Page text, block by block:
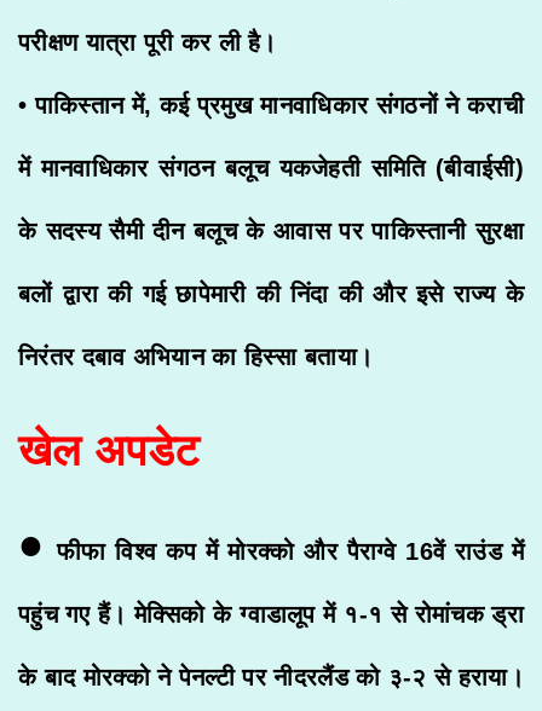
परीक्षण यात्रा पूरी कर ली है।
• पाकिस्तान में, कई प्रमुख मानवाधिकार संगठनों ने कराची
में मानवाधिकार संगठन बलूच यकजेहती समिति (बीवाईसी)
के सदस्य सैमी दीन बलूच के आवास पर पाकिस्तानी सुरक्षा
बलों द्वारा की गई छापेमारी की निंदा की और इसे राज्य के
निरंतर दबाव अभियान का हिस्सा बताया।
खेल अपडेट
•फीफा विश्व कप में मोरक्को और पैराग्वे 16वें राउंड में
पहुंच गए हैं। मेक्सिको के ग्वाडालूप में १-१ से रोमांचक ड्रा
के बाद मोरक्को ने पेनल्टी पर नीदरलैंड को ३-२ से हराया।